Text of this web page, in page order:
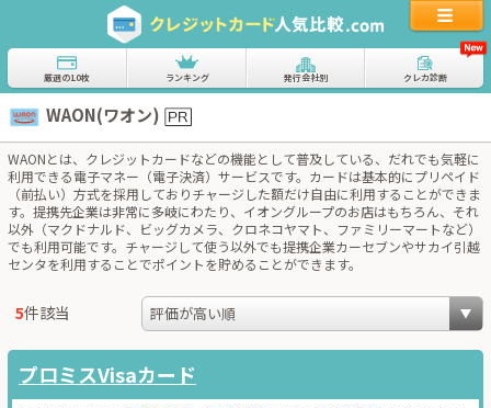
厳選の10枚 ランキング 発行会社別 クレカ診断
WAON(ワオン)
WAONとは、クレジットカードなどの機能として普及している、だれでも気軽に
利用できる電子マネー（電子決済）サービスです。カードは基本的にプリペイド
（前払い）方式を採用しておりチャージした額だけ自由に利用することができま
す。提携先企業は非常に多岐にわたり、イオングループのお店はもちろん、それ
以外（マクドナルド、ビッグカメラ、クロネコヤマト、ファミリーマートなど）
でも利用可能です。チャージして使う以外でも提携企業カーセブンやサカイ引越
センタを利用することでポイントを貯めることができます。
5件該当
プロミスVisaカード